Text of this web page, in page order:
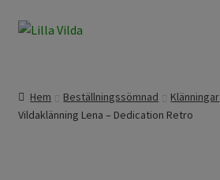
Hoppa
Hoppa
Beställningssömnad
Hem Beställningssömnad Klänningar
Vildaklänning Lena – Dedication Retro